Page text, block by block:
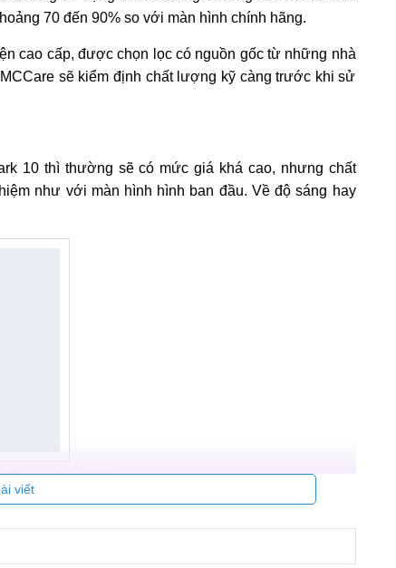
70 đến 90% so với màn hình chính hãng.
cao cấp, được chọn lọc có nguồn gốc từ những nhà
sẽ kiểm định chất lượng kỹ càng trước khi sử
10 thì thường sẽ có mức giá khá cao, nhưng chất
như với màn hình hình ban đầu. Về độ sáng hay
Tecno Spark 10
dung hiển thị. Vì một nguyên do nào đó, màn hình
viết